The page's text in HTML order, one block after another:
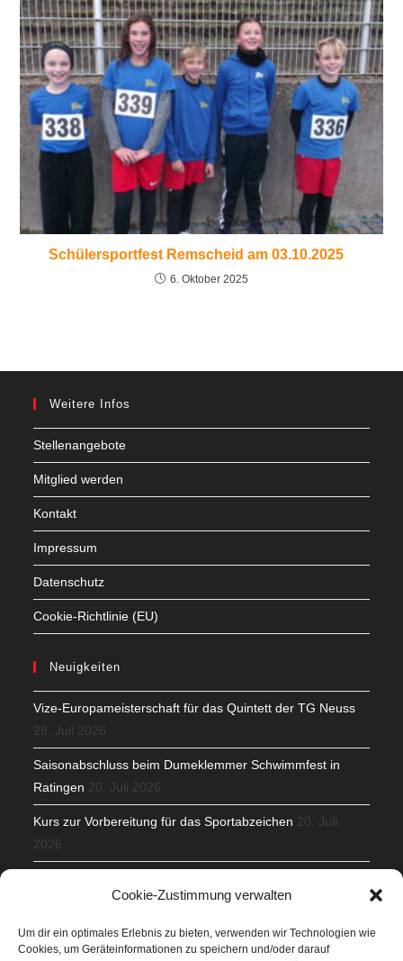
Cookie-Zustimmung verwalten
Um dir ein optimales Erlebnis zu bieten, verwenden wir Technologien wie
Cookies, um Geräteinformationen zu speichern und/oder darauf
Schülersportfest Remscheid am 03.10.2025
6. Oktober 2025
Weitere Infos
Stellenangebote
Mitglied werden
Kontakt
Impressum
Datenschutz
Cookie-Richtlinie (EU)
Neuigkeiten
Vize-Europameisterschaft für das Quintett der TG Neuss
28. Juli 2026
Saisonabschluss beim Dumeklemmer Schwimmfest in
Ratingen 20. Juli 2026
Kurs zur Vorbereitung für das Sportabzeichen 20. Juli
2026